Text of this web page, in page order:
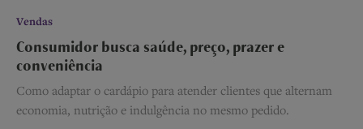
Vendas
Consumidor busca saúde, preço, prazer e
conveniência
Como adaptar o cardápio para atender clientes que alternam
economia, nutrição e indulgência no mesmo pedido.